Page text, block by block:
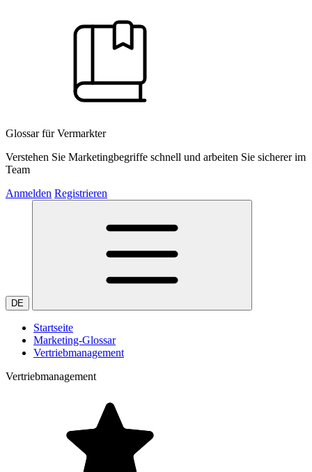
Glossar für Vermarkter
Verstehen Sie Marketingbegriffe schnell und arbeiten Sie sicherer im
Team
Anmelden Registrieren
DE
Startseite
Marketing-Glossar
Vertriebmanagement
Vertriebmanagement